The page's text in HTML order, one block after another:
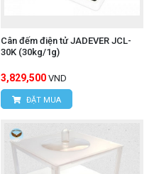
Cân đếm điện tử JADEVER JCL-
30K (30kg/1g)
3,829,500 VND
ĐẶT MUA